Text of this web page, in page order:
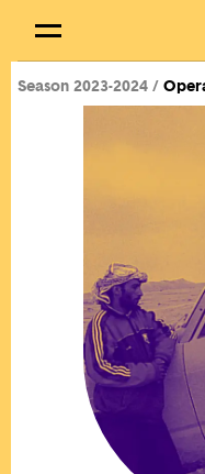
Skip to
Season 2023-2024